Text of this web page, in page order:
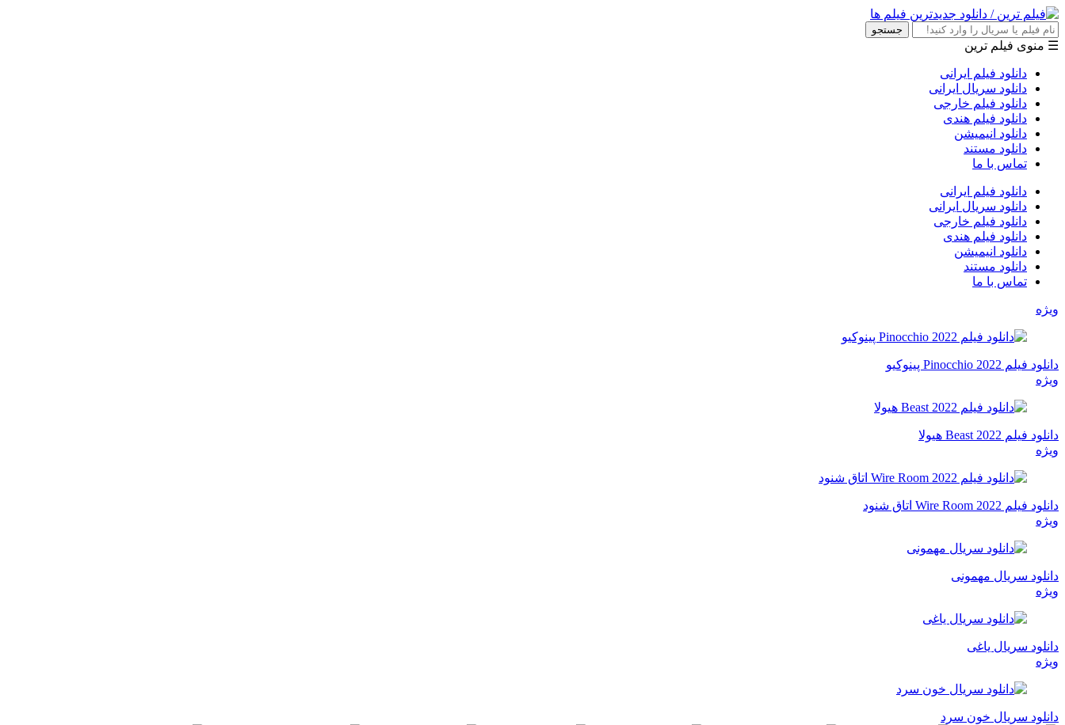
جستجو
☰ منوی فیلم ترین
دانلود فیلم ایرانی
دانلود سریال ایرانی
دانلود فیلم خارجی
دانلود فیلم هندی
دانلود انیمیشن
دانلود مستند
تماس با ما
دانلود فیلم ایرانی
دانلود سریال ایرانی
دانلود فیلم خارجی
دانلود فیلم هندی
دانلود انیمیشن
دانلود مستند
تماس با ما
ویژه
دانلود فیلم Pinocchio 2022 پینوکیو
ویژه
دانلود فیلم Beast 2022 هیولا
ویژه
دانلود فیلم Wire Room 2022 اتاق شنود
ویژه
دانلود سریال مهمونی
ویژه
دانلود سریال یاغی
ویژه
دانلود سریال خون سرد